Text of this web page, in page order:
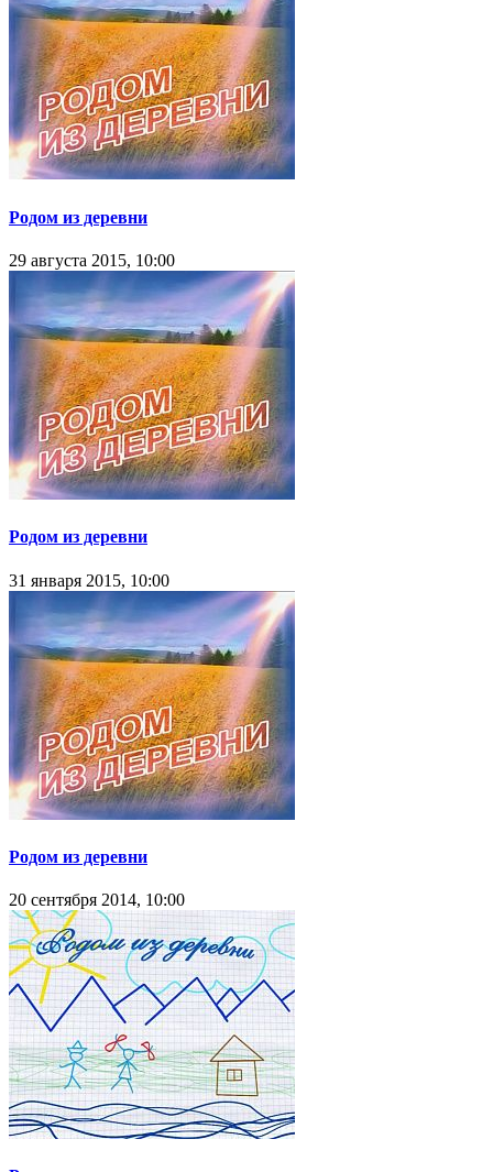
Родом из деревни
29 августа 2015, 10:00
Родом из деревни
31 января 2015, 10:00
Родом из деревни
20 сентября 2014, 10:00